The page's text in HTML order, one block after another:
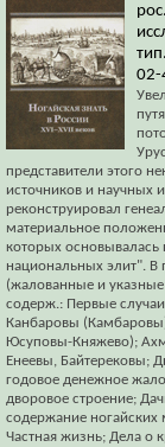
02-
представители этого
источников и научных
реконструировал
материальное
которых основывалась
национальных элит".
(жалованные и
содерж.: Первые
Канбаровы
Юсуповы-Княжево);
Енеевы, Байтерековы;
годовое денежное
дворовое строение;
содержание ногайских
Частная жизнь; Дела о